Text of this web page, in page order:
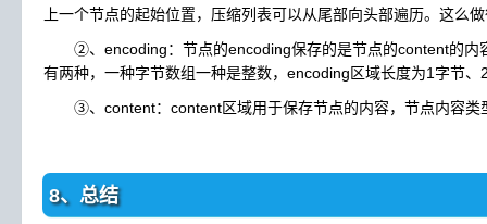
上一个节点的起始位置，压缩列表可以从尾部向头部遍历。这么
②、encoding：节点的encoding保存的是节点的content的内
有两种，一种字节数组一种是整数，encoding区域长度为1字节、
③、content：content区域用于保存节点的内容，节点内容类
8、总结